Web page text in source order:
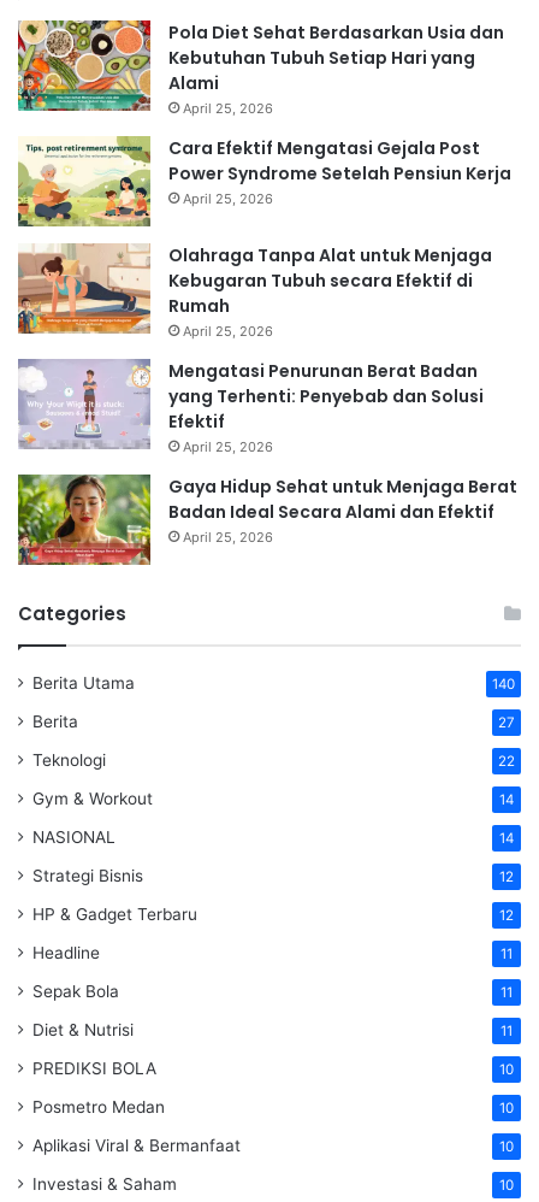
Pola Diet Sehat Berdasarkan Usia dan
Kebutuhan Tubuh Setiap Hari yang
Alami
April 25, 2026
Cara Efektif Mengatasi Gejala Post
Power Syndrome Setelah Pensiun Kerja
April 25, 2026
Olahraga Tanpa Alat untuk Menjaga
Kebugaran Tubuh secara Efektif di
Rumah
April 25, 2026
Mengatasi Penurunan Berat Badan
yang Terhenti: Penyebab dan Solusi
Efektif
April 25, 2026
Gaya Hidup Sehat untuk Menjaga Berat
Badan Ideal Secara Alami dan Efektif
April 25, 2026
Categories
Berita Utama 140
Berita 27
Teknologi 22
Gym & Workout 14
NASIONAL 14
Strategi Bisnis 12
HP & Gadget Terbaru 12
Headline 11
Sepak Bola 11
Diet & Nutrisi 11
PREDIKSI BOLA 10
Posmetro Medan 10
Aplikasi Viral & Bermanfaat 10
Investasi & Saham 10